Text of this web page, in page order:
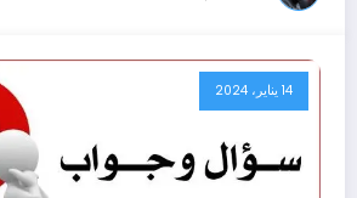
14 يناير، 2024